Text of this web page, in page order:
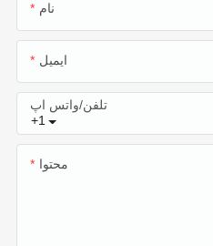
نام
ایمیل
+1
تلفن/واتس اپ
محتوا